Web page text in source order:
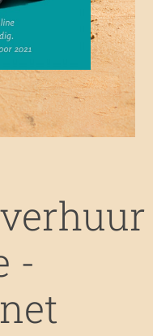
-